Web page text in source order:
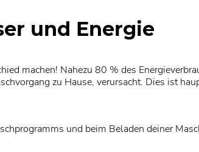
und Energie
machen! Nahezu 80 % des
zu Hause, verursacht. Dies ist
und beim Beladen deiner